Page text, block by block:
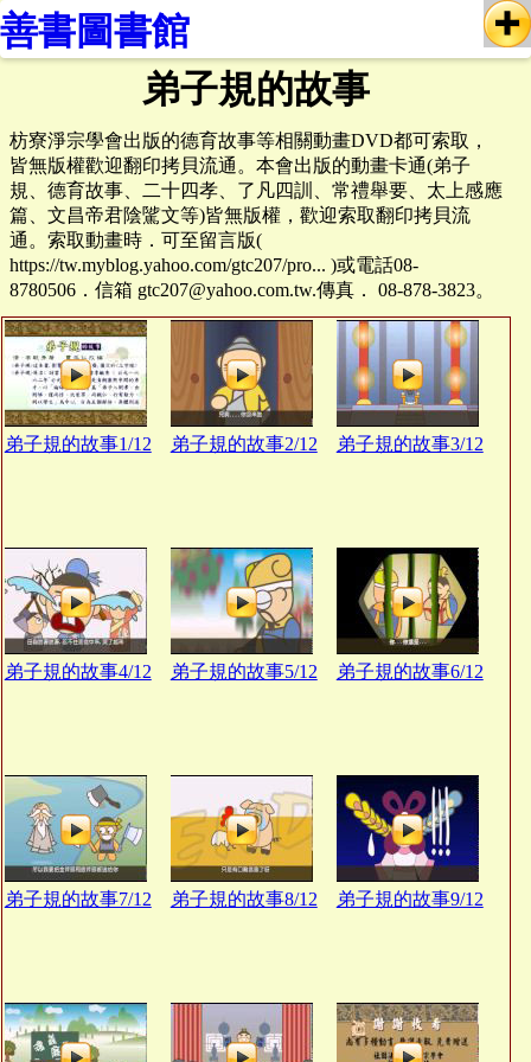
善書圖書館
弟子規的故事
枋寮淨宗學會出版的德育故事等相關動畫DVD都可索取，
皆無版權歡迎翻印拷貝流通。本會出版的動畫卡通(弟子
規、德育故事、二十四孝、了凡四訓、常禮舉要、太上感應
篇、文昌帝君陰騭文等)皆無版權，歡迎索取翻印拷貝流
通。索取動畫時．可至留言版(
https://tw.myblog.yahoo.com/gtc207/pro... )或電話08-
8780506．信箱 gtc207@yahoo.com.tw.傳真． 08-878-3823。
弟子規的故事1/12 弟子規的故事2/12 弟子規的故事3/12
弟子規的故事4/12 弟子規的故事5/12 弟子規的故事6/12
弟子規的故事7/12 弟子規的故事8/12 弟子規的故事9/12